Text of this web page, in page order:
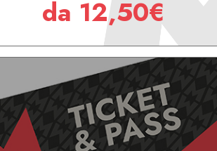
da 12,50€